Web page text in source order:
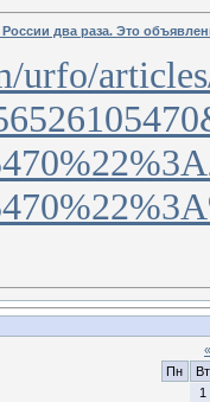
два раза. Это
urfo/
«
Пн
Вт
1